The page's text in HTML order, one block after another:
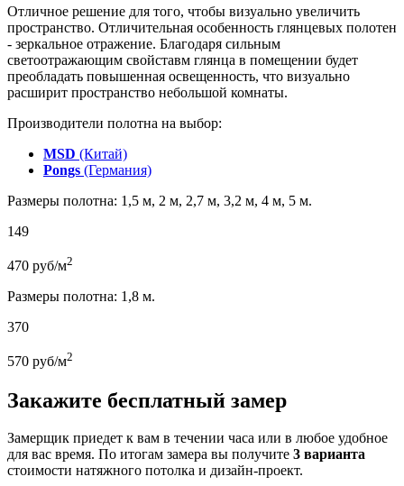
Отличное решение для того, чтобы визуально увеличить
пространство. Отличительная особенность глянцевых полотен
- зеркальное отражение. Благодаря сильным
светоотражающим свойставм глянца в помещении будет
преобладать повышенная освещенность, что визуально
расширит пространство небольшой комнаты.
Производители полотна на выбор:
MSD (Китай)
Pongs (Германия)
Размеры полотна: 1,5 м, 2 м, 2,7 м, 3,2 м, 4 м, 5 м.
149
470 руб/м2
Размеры полотна: 1,8 м.
370
570 руб/м2
Закажите бесплатный замер
Замерщик приедет к вам в течении часа или в любое удобное
для вас время. По итогам замера вы получите 3 варианта
стоимости натяжного потолка и дизайн-проект.